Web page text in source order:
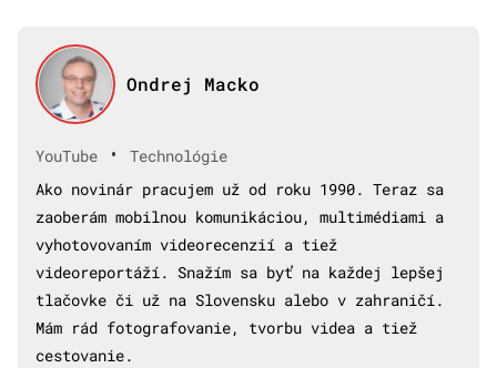
Ondrej Macko
YouTube •
Technológie
Ako novinár pracujem už od roku 1990. Teraz sa
zaoberám mobilnou komunikáciou, multimédiami a
vyhotovovaním videorecenzií a tiež
videoreportáží. Snažím sa byť na každej lepšej
tlačovke či už na Slovensku alebo v zahraničí.
Mám rád fotografovanie, tvorbu videa a tiež
cestovanie.